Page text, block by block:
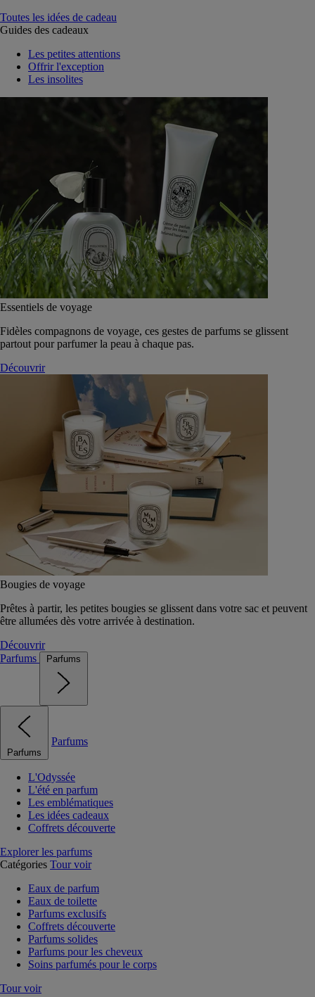
Toutes les idées de cadeau
Guides des cadeaux
Les petites attentions
Offrir l'exception
Les insolites
Essentiels de voyage
Fidèles compagnons de voyage, ces gestes de parfums se glissent
partout pour parfumer la peau à chaque pas.
Découvrir
Bougies de voyage
Prêtes à partir, les petites bougies se glissent dans votre sac et peuvent
être allumées dès votre arrivée à destination.
Découvrir
Parfums
Parfums
Parfums
Parfums
L'Odyssée
L'été en parfum
Les emblématiques
Les idées cadeaux
Coffrets découverte
Explorer les parfums
Catégories Tour voir
Eaux de parfum
Eaux de toilette
Parfums exclusifs
Coffrets découverte
Parfums solides
Parfums pour les cheveux
Soins parfumés pour le corps
Tour voir